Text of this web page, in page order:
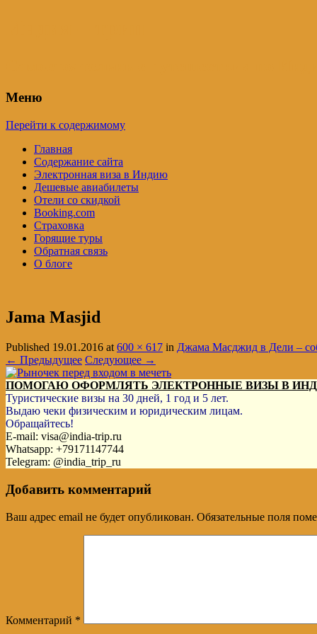
Меню
Перейти к содержимому
Главная
Содержание сайта
Электронная виза в Индию
Дешевые авиабилеты
Отели со скидкой
Booking.com
Страховка
Горящие туры
Обратная связь
О блоге
Jama Masjid
Published 19.01.2016 at 600 × 617 in Джама Масджид в Дели –
← Предыдущее Следующее →
ПОМОГАЮ ОФОРМЛЯТЬ ЭЛЕКТРОННЫЕ ВИЗЫ В
Туристические визы на 30 дней, 1 год и 5 лет.
Выдаю чеки физическим и юридическим лицам.
Обращайтесь!
E-mail: visa@india-trip.ru
Whatsapp: +79171147744
Telegram: @india_trip_ru
Добавить комментарий
Ваш адрес email не будет опубликован. Обязательные поля
Комментарий *